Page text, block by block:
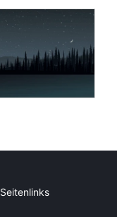
Seitenlinks